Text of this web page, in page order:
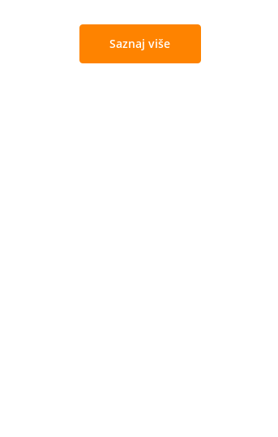
Saznaj više